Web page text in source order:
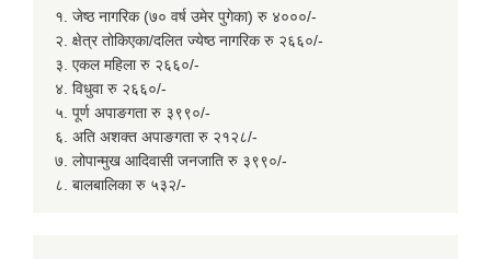
१. जेष्ठ नागरिक (७० वर्ष उमेर पुगेका) रु ४०००/-
२. क्षेत्र तोकिएका/दलित ज्येष्ठ नागरिक रु २६६०/-
३. एकल महिला रु २६६०/-
४. विधुवा रु २६६०/-
५. पूर्ण अपाङगता रु ३९९०/-
६. अति अशक्त अपाङगता रु २१२८/-
७. लोपान्मुख आदिवासी जनजाति रु ३९९०/-
८. बालबालिका रु ५३२/-